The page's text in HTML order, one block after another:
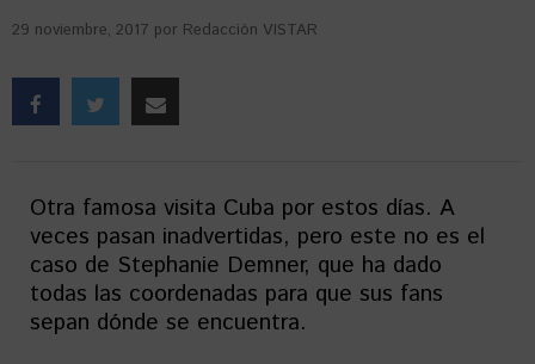
29 noviembre, 2017 por Redacción VISTAR
Otra famosa visita Cuba por estos días. A
veces pasan inadvertidas, pero este no es el
caso de Stephanie Demner, que ha dado
todas las coordenadas para que sus fans
sepan dónde se encuentra.